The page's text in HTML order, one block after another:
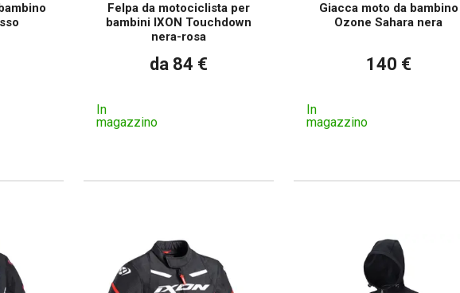
Felpa da motociclista per
bambini IXON Touchdown
nera-rosa
da 84 €
In
magazzino
Giacca moto da bambino
Ozone Sahara nera
140 €
In
magazzino